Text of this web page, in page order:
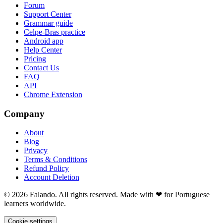
Forum
Support Center
Grammar guide
Celpe-Bras practice
Android app
Help Center
Pricing
Contact Us
FAQ
API
Chrome Extension
Company
About
Blog
Privacy
Terms & Conditions
Refund Policy
Account Deletion
© 2026 Falando. All rights reserved. Made with ❤ for Portuguese
learners worldwide.
Cookie settings